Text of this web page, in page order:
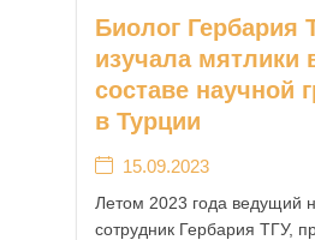
Биолог Гербария
изучала мятлики
составе научной
в Турции
15.09.2023
Летом 2023 года ведущий
сотрудник Гербария ТГУ,